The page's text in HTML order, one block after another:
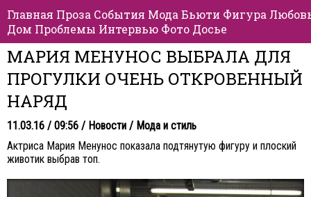
Главная Проза События Мода Бьюти Фигура
Дом Проблемы Интервью Фото Досье
МАРИЯ МЕНУНОС ВЫБРАЛА ДЛЯ
ПРОГУЛКИ ОЧЕНЬ ОТКРОВЕННЫЙ
НАРЯД
11.03.16 / 09:56 / Новости / Мода и стиль
Актриса Мария Менунос показала подтянутую фигуру и плоский
животик выбрав топ.